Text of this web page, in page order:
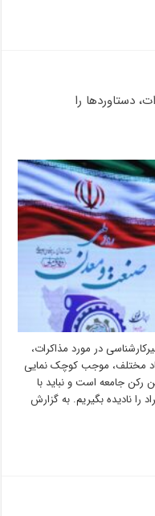
دستاوردها را
در مورد مذاکرات،
مختلف، موجب کوچک نمایی
جامعه است و نباید با
را نادیده بگیریم. به گزارش